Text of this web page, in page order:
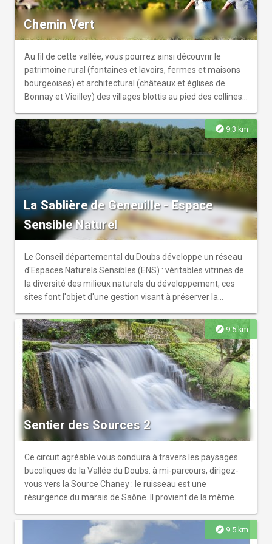
Chemin Vert
Au fil de cette vallée, vous pourrez ainsi découvrir le
patrimoine rural (fontaines et lavoirs, fermes et maisons
bourgeoises) et architectural (châteaux et églises de
Bonnay et Vieilley) des villages blottis au pied des collines
charmes des rives de l'Ognon, jamais très loin de
l'itinéraire, et par son patrimoine naturel et paysager
remarquable.
explore 9.3 km
La Sablière de Geneuille - Espace
Sensible Naturel
Le Conseil départemental du Doubs développe un réseau
d'Espaces Naturels Sensibles (ENS) : véritables vitrines de
la diversité des milieux naturels du développement, ces
sites font l'objet d'une gestion visant à préserver la
public à travers une ouverture et un aménagement
raisonné. Les panneaux que vous allez trouver le long du
parcours vous serviront pour déchiffrer les indices qui
vous permettront de trouver les coordonnées du trésor.
explore 9.5 km
Sentier des Sources 2
Ce circuit agréable vous conduira à travers les paysages
bucoliques de la Vallée du Doubs. à mi-parcours, dirigez-
vous vers la Source Chaney : le ruisseau est une
résurgence du marais de Saône. Il provient de la même
explore 9.5 km